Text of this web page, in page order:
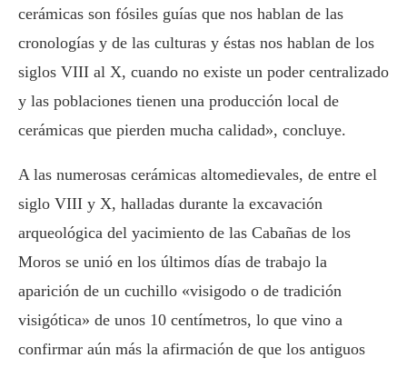
cerámicas son fósiles guías que nos hablan de las
cronologías y de las culturas y éstas nos hablan de los
siglos VIII al X, cuando no existe un poder centralizado
y las poblaciones tienen una producción local de
cerámicas que pierden mucha calidad», concluye.
A las numerosas cerámicas altomedievales, de entre el
siglo VIII y X, halladas durante la excavación
arqueológica del yacimiento de las Cabañas de los
Moros se unió en los últimos días de trabajo la
aparición de un cuchillo «visigodo o de tradición
visigótica» de unos 10 centímetros, lo que vino a
confirmar aún más la afirmación de que los antiguos